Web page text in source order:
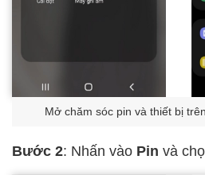
Mở chăm sóc pin và thiết bị
Bước 2: Nhấn vào Pin và